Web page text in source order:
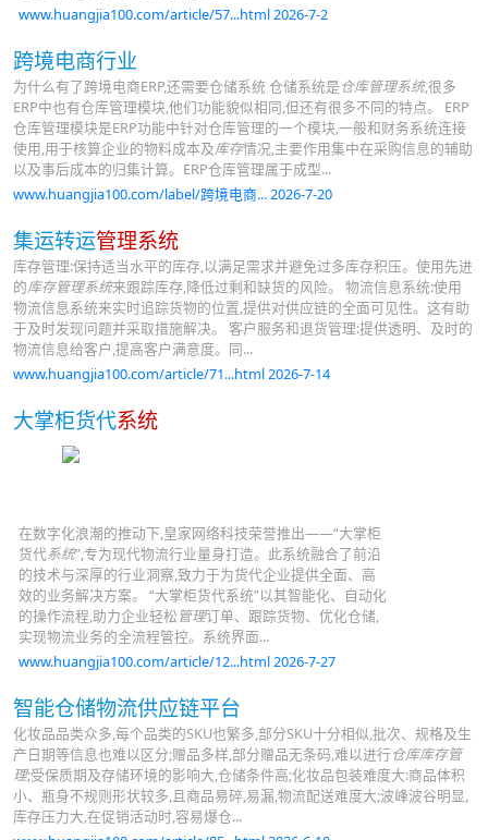
www.huangjia100.com/article/57...html 2026-7-2
跨境电商行业
为什么有了跨境电商ERP,还需要仓储系统 仓储系统是仓库管理系统,很多
ERP中也有仓库管理模块,他们功能貌似相同,但还有很多不同的特点。 ERP
仓库管理模块是ERP功能中针对仓库管理的一个模块,一般和财务系统连接
使用,用于核算企业的物料成本及库存情况,主要作用集中在采购信息的辅助
以及事后成本的归集计算。ERP仓库管理属于成型...
www.huangjia100.com/label/跨境电商... 2026-7-20
集运转运管理系统
库存管理:保持适当水平的库存,以满足需求并避免过多库存积压。使用先进
的库存管理系统来跟踪库存,降低过剩和缺货的风险。 物流信息系统:使用
物流信息系统来实时追踪货物的位置,提供对供应链的全面可见性。这有助
于及时发现问题并采取措施解决。 客户服务和退货管理:提供透明、及时的
物流信息给客户,提高客户满意度。同...
www.huangjia100.com/article/71...html 2026-7-14
大掌柜货代系统
在数字化浪潮的推动下,皇家网络科技荣誉推出——“大掌柜
货代系统”,专为现代物流行业量身打造。此系统融合了前沿
的技术与深厚的行业洞察,致力于为货代企业提供全面、高
效的业务解决方案。 “大掌柜货代系统”以其智能化、自动化
的操作流程,助力企业轻松管理订单、跟踪货物、优化仓储,
实现物流业务的全流程管控。系统界面...
www.huangjia100.com/article/12...html 2026-7-27
智能仓储物流供应链平台
化妆品品类众多,每个品类的SKU也繁多,部分SKU十分相似,批次、规格及生
产日期等信息也难以区分;赠品多样,部分赠品无条码,难以进行仓库库存管
理;受保质期及存储环境的影响大,仓储条件高;化妆品包装难度大:商品体积
小、瓶身不规则形状较多,且商品易碎,易漏,物流配送难度大;波峰波谷明显,
库存压力大,在促销活动时,容易爆仓...